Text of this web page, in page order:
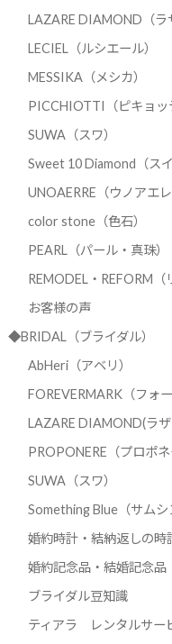
LAZARE DIAMOND（ラ
LECIEL（ルシエール）
MESSIKA（メシカ）
PICCHIOTTI（ピキョッ
SUWA（スワ）
Sweet 10 Diamond（ス
UNOAERRE（ウノアエレ
color stone（色石）
PEARL（パール・真珠）
REMODEL・REFORM
お客様の声
◆BRIDAL（ブライダル）
AbHeri（アベリ）
FOREVERMARK（フォ
LAZARE DIAMOND(ラ
PROPONERE（プロポネ
SUWA（スワ）
Something Blue（サムシ
婚約時計・結納返しの時
婚約記念品・結婚記念品
ブライダル豆知識
ティアラ レンタルサー